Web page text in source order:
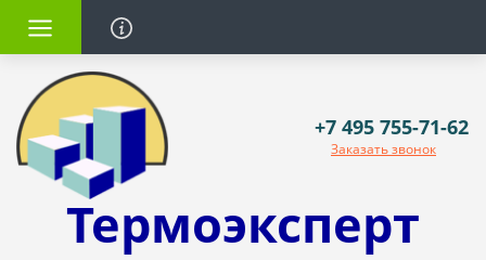
Термоэксперт
+7 495 755-71-62
Заказать звонок